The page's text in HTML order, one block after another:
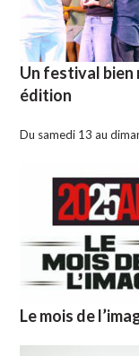
Un festival bien
édition
Du samedi 13 au
Le mois de